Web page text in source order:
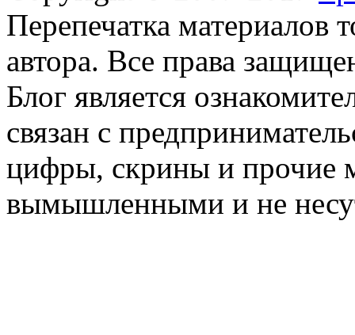
Перепечатка материалов
автора. Все права
Блог является
связан с
цифры, скрины и прочие
вымышленными и не